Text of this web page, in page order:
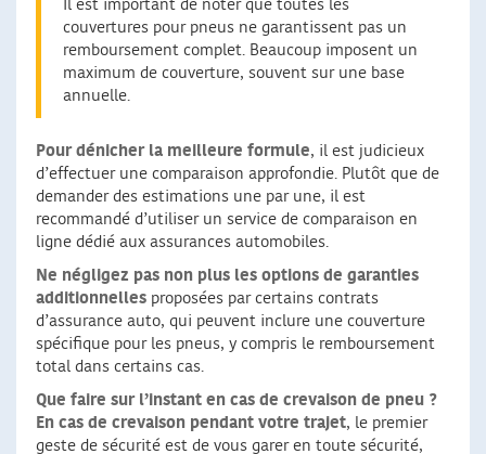
Il est important de noter que toutes les
couvertures pour pneus ne garantissent pas un
remboursement complet. Beaucoup imposent un
maximum de couverture, souvent sur une base
annuelle.
Pour dénicher la meilleure formule, il est judicieux
d’effectuer une comparaison approfondie. Plutôt que de
demander des estimations une par une, il est
recommandé d’utiliser un service de comparaison en
ligne dédié aux assurances automobiles.
Ne négligez pas non plus les options de garanties
additionnelles proposées par certains contrats
d’assurance auto, qui peuvent inclure une couverture
spécifique pour les pneus, y compris le remboursement
total dans certains cas.
Que faire sur l’instant en cas de crevaison de pneu ?
En cas de crevaison pendant votre trajet, le premier
geste de sécurité est de vous garer en toute sécurité,